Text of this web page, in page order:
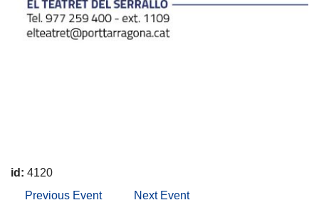
id: 4120
Previous Event
Next Event